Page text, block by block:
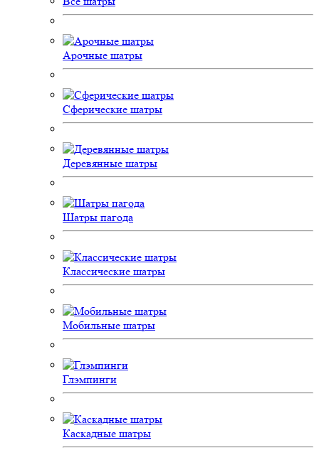
Арочные шатры
Сферические шатры
Деревянные шатры
Шатры пагода
Классические шатры
Мобильные шатры
Глэмпинги
Каскадные шатры